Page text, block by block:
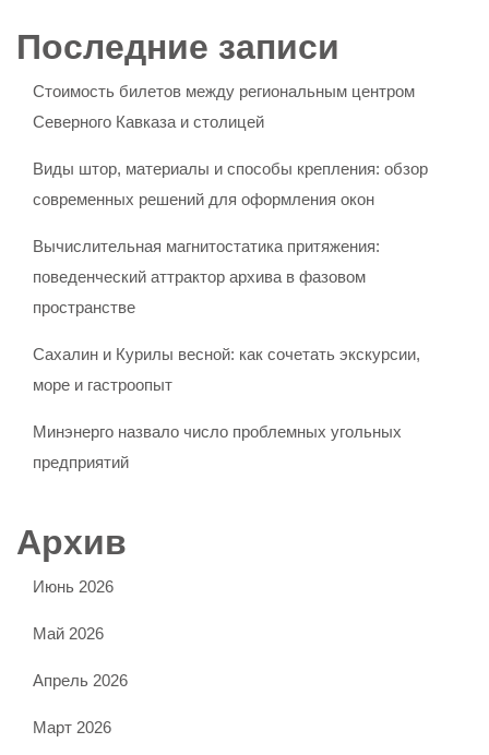
Последние записи
Стоимость билетов между региональным центром
Северного Кавказа и столицей
Виды штор, материалы и способы крепления: обзор
современных решений для оформления окон
Вычислительная магнитостатика притяжения:
поведенческий аттрактор архива в фазовом
пространстве
Сахалин и Курилы весной: как сочетать экскурсии,
море и гастроопыт
Минэнерго назвало число проблемных угольных
предприятий
Архив
Июнь 2026
Май 2026
Апрель 2026
Март 2026